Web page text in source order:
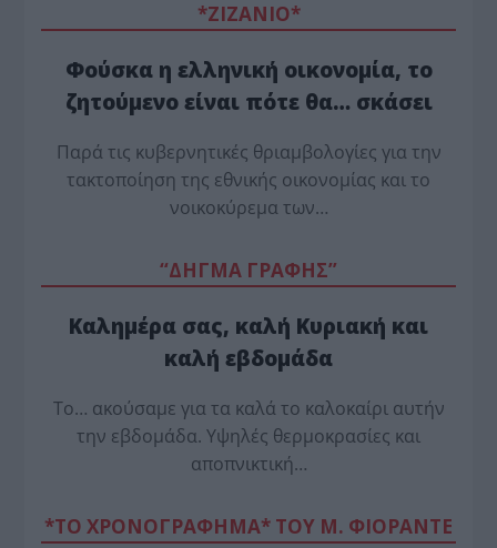
*ZΙΖΑΝΙΟ*
Φούσκα η ελληνική οικονομία, το
ζητούμενο είναι πότε θα… σκάσει
Παρά τις κυβερνητικές θριαμβολογίες για την
τακτοποίηση της εθνικής οικονομίας και το
νοικοκύρεμα των…
“ΔΗΓΜΑ ΓΡΑΦΗΣ”
Καλημέρα σας, καλή Κυριακή και
καλή εβδομάδα
Το… ακούσαμε για τα καλά το καλοκαίρι αυτήν
την εβδομάδα. Υψηλές θερμοκρασίες και
αποπνικτική…
*ΤΟ ΧΡΟΝΟΓΡΑΦΗΜΑ* ΤΟΥ Μ. ΦΙΟΡΆΝΤΕ